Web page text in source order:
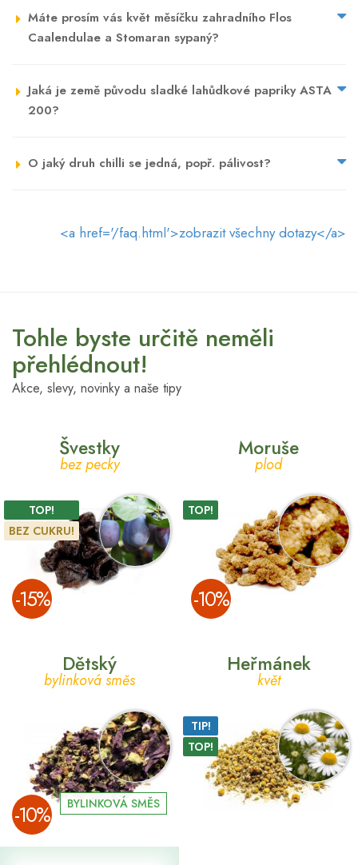
Máte prosím vás květ měsíčku zahradního Flos
Caalendulae a Stomaran sypaný?
Jaká je země původu sladké lahůdkové papriky ASTA
200?
O jaký druh chilli se jedná, popř. pálivost?
<a href='/faq.html'>zobrazit všechny dotazy</a>
Tohle byste určitě neměli
přehlédnout!
Akce, slevy, novinky a naše tipy
Švestky
bez pecky
TOP!
BEZ CUKRU!
­-15%
Moruše
plod
TOP!
­-10%
Dětský
bylinková směs
BYLINKOVÁ SMĚS
­-10%
Heřmánek
květ
TIP!
TOP!